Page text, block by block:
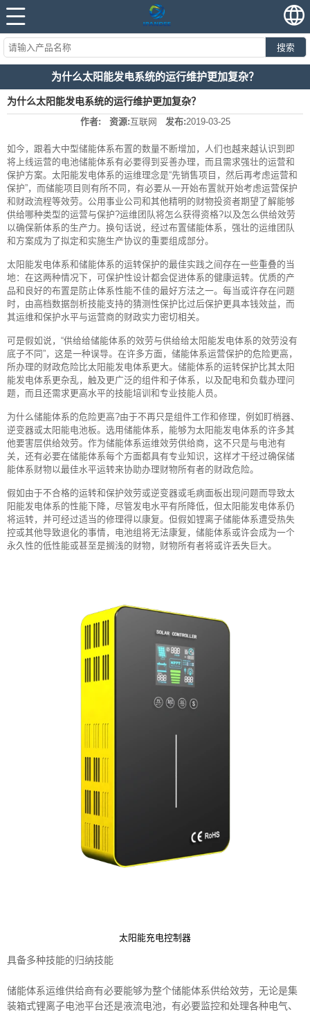
搜索
为什么太阳能发电系统的运行维护更加复杂？
为什么太阳能发电系统的运行维护更加复杂？
作者: 资源:互联网 发布:2019-03-25
如今，跟着大中型储能体系布置的数量不断增加，人们也越来越认识到即
将上线运营的电池储能体系有必要得到妥善办理，而且需求强壮的运营和
保护方案。太阳能发电体系的运维理念是“先销售项目，然后再考虑运营和
保护”，而储能项目则有所不同，有必要从一开始布置就开始考虑运营保护
和财政流程等效劳。公用事业公司和其他精明的财物投资者期望了解能够
供给哪种类型的运营与保护?运维团队将怎么获得资格?以及怎么供给效劳
以确保新体系的生产力。换句话说，经过布置储能体系，强壮的运维团队
和方案成为了拟定和实施生产协议的重要组成部分。
太阳能发电体系和储能体系的运转保护的最佳实践之间存在一些重叠的当
地：在这两种情况下，可保护性设计都会促进体系的健康运转。优质的产
品和良好的布置是防止体系性能不佳的最好方法之一。每当或许存在问题
时，由高档数据剖析技能支持的猜测性保护比过后保护更具本钱效益，而
其运维和保护水平与运营商的财政实力密切相关。
可是假如说，“供给给储能体系的效劳与供给给太阳能发电体系的效劳没有
底子不同”，这是一种误导。在许多方面，储能体系运营保护的危险更高，
所办理的财政危险比太阳能发电体系更大。储能体系的运转保护比其太阳
能发电体系更杂乱，触及更广泛的组件和子体系，以及配电和负载办理问
题，而且还需求更高水平的技能培训和专业技能人员。
为什么储能体系的危险更高?由于不再只是组件工作和修理，例如盯梢器、
逆变器或太阳能电池板。选用储能体系，能够为太阳能发电体系的许多其
他要害层供给效劳。作为储能体系运维效劳供给商，这不只是与电池有
关，还有必要在储能体系每个方面都具有专业知识，这样才干经过确保储
能体系财物以最佳水平运转来协助办理财物所有者的财政危险。
假如由于不合格的运转和保护效劳或逆变器或毛病面板出现问题而导致太
阳能发电体系的性能下降，尽管发电水平有所降低，但太阳能发电体系仍
将运转，并可经过适当的修理得以康复。但假如锂离子储能体系遭受热失
控或其他导致退化的事情，电池组将无法康复，储能体系或许会成为一个
永久性的低性能或甚至是搁浅的财物，财物所有者将或许丢失巨大。
太阳能充电控制器
具备多种技能的归纳技能
储能体系运维供给商有必要能够为整个储能体系供给效劳，无论是集
装箱式锂离子电池平台还是液流电池，有必要监控和处理各种电气、